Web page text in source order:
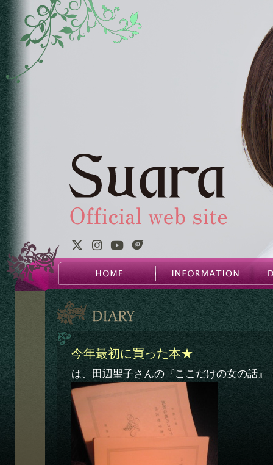
今年最初に買った本★
は、田辺聖子さんの『ここだけの女の話』